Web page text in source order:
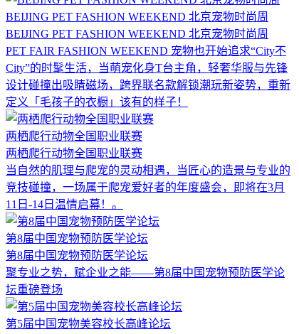
BEIJING PET FASHION WEEKEND 北京宠物时尚周
BEIJING PET FASHION WEEKEND 北京宠物时尚周
PET FAIR FASHION WEEKEND 宠物也开始追求“City不
City”的时髦生活，当萌宠化身T台主角，轻奢华服与先锋
设计碰撞出吸睛磁场，跨界联名款解锁潮玩新姿势，重新
定义「毛孩子的衣橱」该有的样子！
两栖爬行动物全国职业联赛
两栖爬行动物全国职业联赛
当自然的肌理与爬宠的灵动相遇，当匠心的造景与专业的
竞技碰撞，一场属于爬宠爱好者的年度盛会，即将在3月
11日-14日温情启幕！。
第8届中国宠物预防医学论坛
第8届中国宠物预防医学论坛
聚专业之势，赋企业之能——第8届中国宠物预防医学论
坛重磅登场
第5届中国宠物美容校长高峰论坛